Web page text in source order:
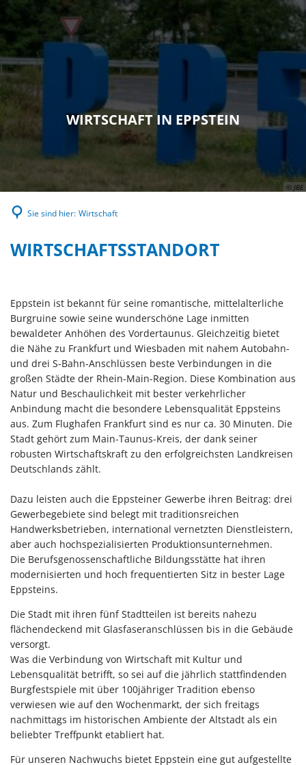
© JBE
WIRTSCHAFT IN EPPSTEIN
Sie sind hier: Wirtschaft
WIRTSCHAFT
WIRTSCHAFTSSTANDORT
Eppstein ist bekannt für seine romantische, mittelalterliche
Burgruine sowie seine wunderschöne Lage inmitten
bewaldeter Anhöhen des Vordertaunus. Gleichzeitig bietet
die Nähe zu Frankfurt und Wiesbaden mit nahem Autobahn-
und drei S-Bahn-Anschlüssen beste Verbindungen in die
großen Städte der Rhein-Main-Region. Diese Kombination aus
Natur und Beschaulichkeit mit bester verkehrlicher
Anbindung macht die besondere Lebensqualität Eppsteins
aus. Zum Flughafen Frankfurt sind es nur ca. 30 Minuten. Die
Stadt gehört zum Main-Taunus-Kreis, der dank seiner
robusten Wirtschaftskraft zu den erfolgreichsten Landkreisen
Deutschlands zählt.
Dazu leisten auch die Eppsteiner Gewerbe ihren Beitrag: drei
Gewerbegebiete sind belegt mit traditionsreichen
Handwerksbetrieben, international vernetzten Dienstleistern,
aber auch hochspezialisierten Produktionsunternehmen.
Die Berufsgenossenschaftliche Bildungsstätte hat ihren
modernisierten und hoch frequentierten Sitz in bester Lage
Eppsteins.
Die Stadt mit ihren fünf Stadtteilen ist bereits nahezu
flächendeckend mit Glasfaseranschlüssen bis in die Gebäude
versorgt.
Was die Verbindung von Wirtschaft mit Kultur und
Lebensqualität betrifft, so sei auf die jährlich stattfindenden
Burgfestspiele mit über 100jähriger Tradition ebenso
verwiesen wie auf den Wochenmarkt, der sich freitags
nachmittags im historischen Ambiente der Altstadt als ein
beliebter Treffpunkt etabliert hat.
Für unseren Nachwuchs bietet Eppstein eine gut aufgestellte